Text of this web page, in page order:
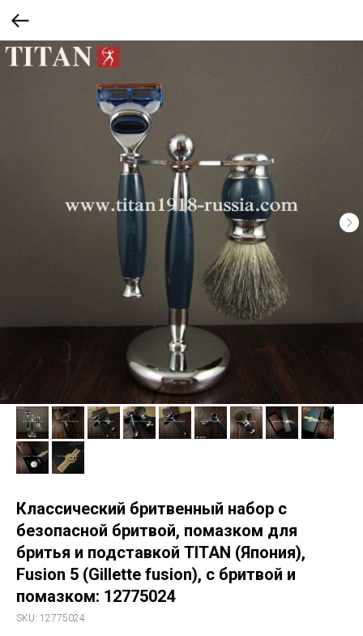
Классический бритвенный набор с
безопасной бритвой, помазком для
бритья и подставкой TITAN (Япония),
Fusion 5 (Gillette fusion), с бритвой и
помазком: 12775024
SKU: 12775024